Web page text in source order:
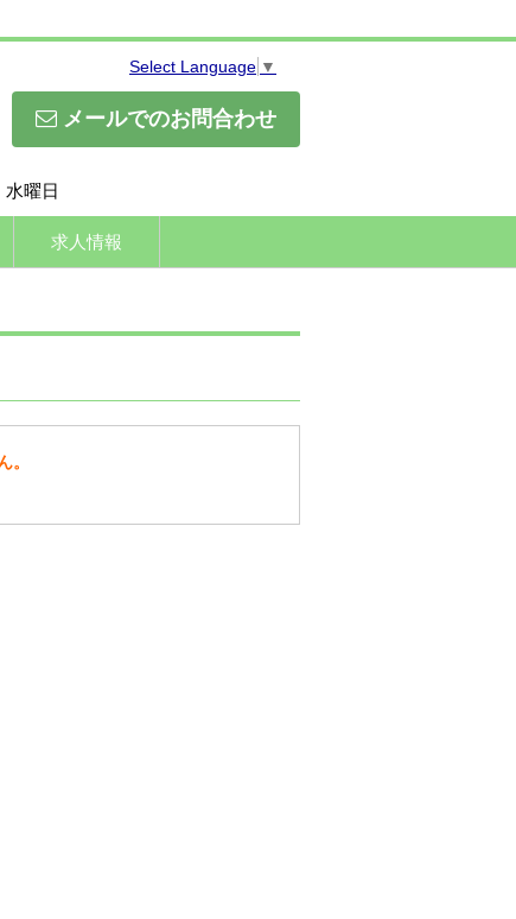
Select Language ▼
メールでのお問合わせ
水曜日
求人情報
。